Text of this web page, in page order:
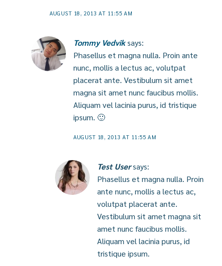
AUGUST 18, 2013 AT 11:55 AM
Tommy Vedviksays:
Phasellus et magna nulla. Proin ante
nunc, mollis a lectus ac, volutpat
placerat ante. Vestibulum sit amet
magna sit amet nunc faucibus mollis.
Aliquam vel lacinia purus, id tristique
ipsum. 🙂
AUGUST 18, 2013 AT 11:55 AM
Test Usersays:
Phasellus et magna nulla. Proin
ante nunc, mollis a lectus ac,
volutpat placerat ante.
Vestibulum sit amet magna sit
amet nunc faucibus mollis.
Aliquam vel lacinia purus, id
tristique ipsum.